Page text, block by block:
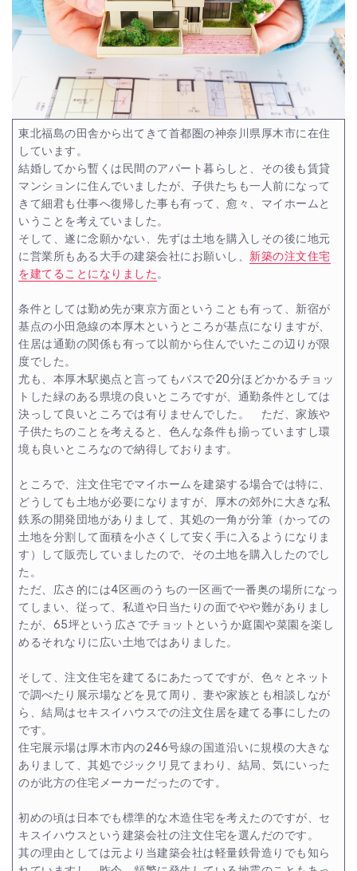
東北福島の田舎から出てきて首都圏の神奈川県厚木市に在住
しています。
結婚してから暫くは民間のアパート暮らしと、その後も賃貸
マンションに住んでいましたが、子供たちも一人前になって
きて細君も仕事へ復帰した事も有って、愈々、マイホームと
いうことを考えていました。
そして、遂に念願かない、先ずは土地を購入しその後に地元
に営業所もある大手の建築会社にお願いし、 新築の注文住宅
を建てることになりました。
条件としては勤め先が東京方面ということも有って、新宿が
基点の小田急線の本厚木というところが基点になりますが、
住居は通勤の関係も有って以前から住んでいたこの辺りが限
度でした。
尤も、本厚木駅拠点と言ってもバスで20分ほどかかるチョッ
トした緑のある県境の良いところですが、通勤条件としては
決っして良いところでは有りませんでした。 ただ、家族や
子供たちのことを考えると、色んな条件も揃っていますし環
境も良いところなので納得しております。
ところで、注文住宅でマイホームを建築する場合では特に、
どうしても土地が必要になりますが、厚木の郊外に大きな私
鉄系の開発団地がありまして、其処の一角が分筆（かっての
土地を分割して面積を小さくして安く手に入るようになりま
す）して販売していましたので、その土地を購入したのでし
た。
ただ、広さ的には4区画のうちの一区画で一番奥の場所になっ
てしまい、従って、私道や日当たりの面でやや難がありまし
たが、65坪という広さでチョットというか庭園や菜園を楽し
めるそれなりに広い土地ではありました。
そして、注文住宅を建てるにあたってですが、色々とネット
で調べたり展示場などを見て周り、妻や家族とも相談しなが
ら、結局はセキスイハウスでの注文住居を建てる事にしたの
です。
住宅展示場は厚木市内の246号線の国道沿いに規模の大きな
ありまして、其処でジックリ見てまわり、結局、気にいった
のが此方の住宅メーカーだったのです。
初めの頃は日本でも標準的な木造住宅を考えたのですが、セ
キスイハウスという建築会社の注文住宅を選んだのです。
其の理由としては元より当建築会社は軽量鉄骨造りでも知ら